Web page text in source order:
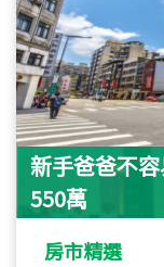
新手爸爸不
550萬
房市精選